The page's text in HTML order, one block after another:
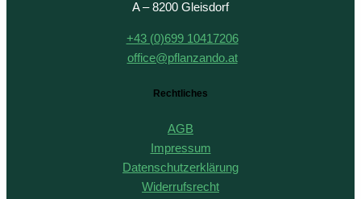
A – 8200 Gleisdorf
+43 (0)699 10417206
office@pflanzando.at
Rechtliches
AGB
Impressum
Datenschutzerklärung
Widerrufsrecht